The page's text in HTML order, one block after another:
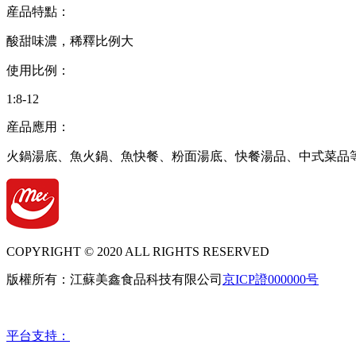
産品特點：
酸甜味濃，稀釋比例大
使用比例：
1:8-12
産品應用：
火鍋湯底、魚火鍋、魚快餐、粉面湯底、快餐湯品、中式菜品
COPYRIGHT © 2020 ALL RIGHTS RESERVED
版權所有：江蘇美鑫食品科技有限公司 京ICP證000000号
平台支持：